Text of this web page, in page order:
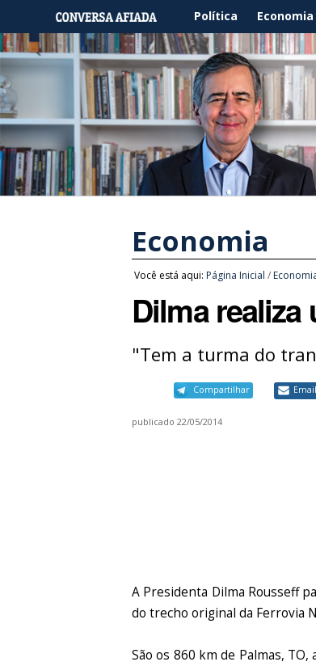
Política Economia
Economia
Você está aqui: Página Inicial /
Dilma
"Tem a turma do
Compartilhar Email
publicado 22/05/2014
A Presidenta Dilma Rousseff
do trecho original da Ferrovia
São os 860 km de Palmas,